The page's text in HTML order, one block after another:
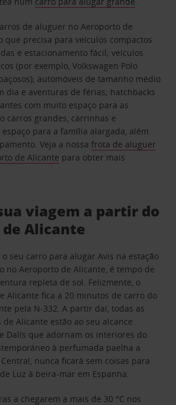
de aluguer no Aeroporto de
que precisa para veículos compactos
e estacionamento fácil; veículos
(por exemplo, Volkswagen Polo
automóveis de tamanho médio
dia e aventuras de férias; hatchbacks
com muito espaço para as
carros grandes, carrinhas e
para a família alargada, além
Veja a nossafrota de aluguer
de Alicante para obter mais
viagem a partir do
Alicante
seu carro para alugar Avis na estação
no Aeroporto de Alicante, é tempo de
repleta de sol. Felizmente, o
Alicante fica a 20 minutos de carro do
pela N-332. A partir daí, todas as
Alicante estão ao seu alcance.
Dalís que adornam os interiores do
à perfumada paelha a
nunca ficará sem coisas para
Luz à beira-mar em Espanha.
a chegarem a mais de 30 °C nos